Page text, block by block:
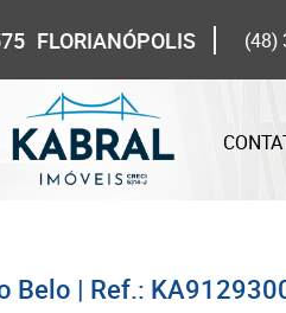
FLORIANÓPOLIS (48)
Belo | Ref.: